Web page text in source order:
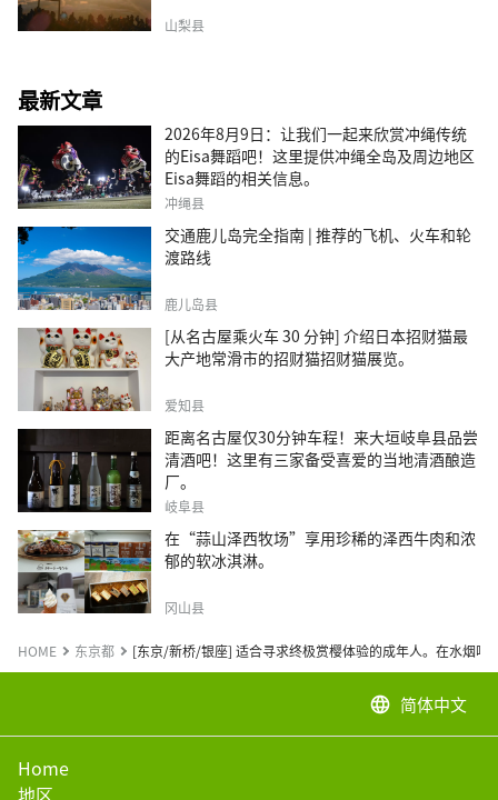
山梨县
最新文章
2026年8月9日：让我们一起来欣赏冲绳传统
的Eisa舞蹈吧！这里提供冲绳全岛及周边地区
Eisa舞蹈的相关信息。
冲绳县
交通鹿儿岛完全指南 | 推荐的飞机、火车和轮
渡路线
鹿儿岛县
[从名古屋乘火车 30 分钟] 介绍日本招财猫最
大产地常滑市的招财猫招财猫展览。
爱知县
距离名古屋仅30分钟车程！来大垣岐阜县品尝
清酒吧！这里有三家备受喜爱的当地清酒酿造
厂。
岐阜县
在“蒜山泽西牧场”享用珍稀的泽西牛肉和浓
郁的软冰淇淋。
冈山县
HOME 东京都 [东京/新桥/银座] 适合寻求终极赏樱体验的成年人。在水烟吧
language 简体中文
Home